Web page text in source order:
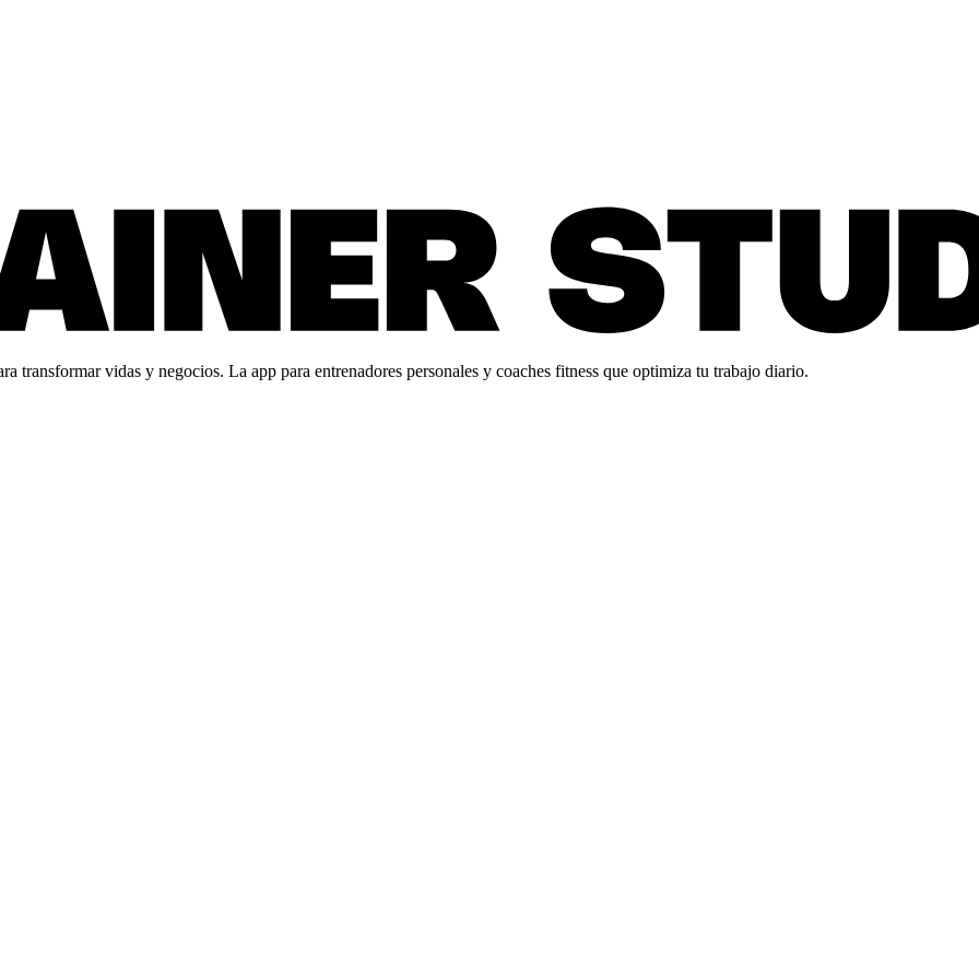
transformar vidas y negocios. La app para entrenadores personales y coaches fitness que optimiza tu trabajo diario.